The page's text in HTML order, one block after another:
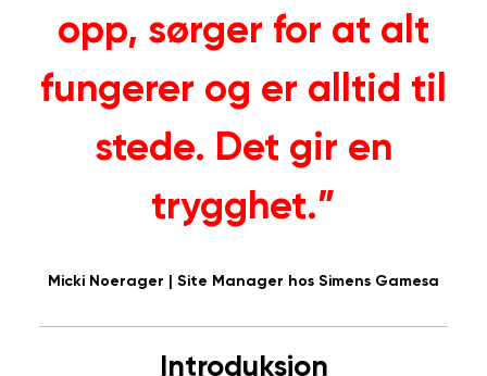
opp, sørger for at alt
fungerer og er alltid til
stede. Det gir en
trygghet.”
Micki Noerager | Site Manager hos Simens Gamesa
Introduksjon